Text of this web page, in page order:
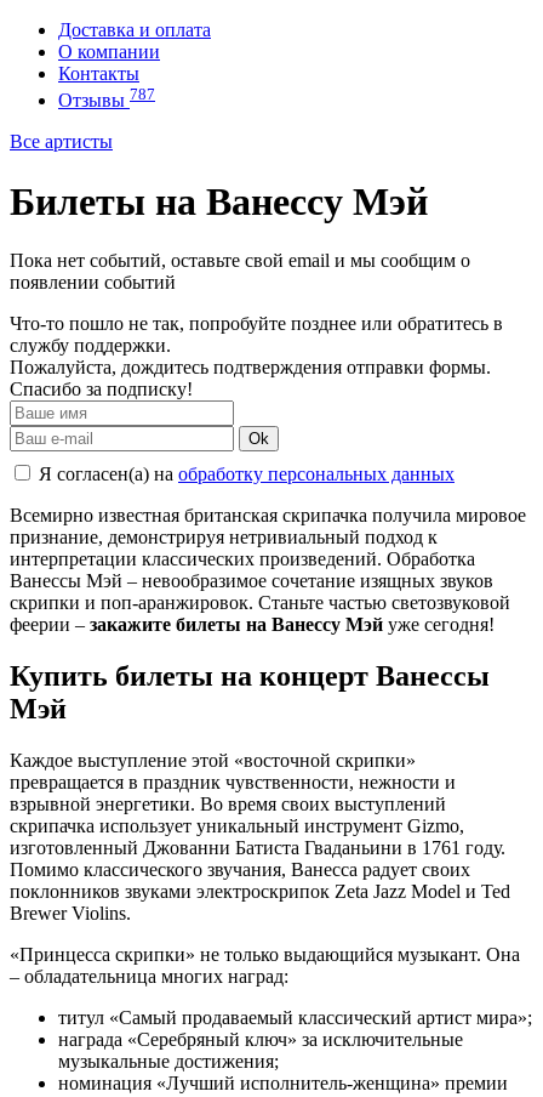
Доставка и оплата
О компании
Контакты
Отзывы 787
Все артисты
Билеты на Ванессу Мэй
Пока нет событий, оставьте свой email и мы сообщим о
появлении событий
Что-то пошло не так, попробуйте позднее или обратитесь в
службу поддержки.
Пожалуйста, дождитесь подтверждения отправки формы.
Спасибо за подписку!
Ok
Я согласен(а) на обработку персональных данных
Всемирно известная британская скрипачка получила мировое
признание, демонстрируя нетривиальный подход к
интерпретации классических произведений. Обработка
Ванессы Мэй – невообразимое сочетание изящных звуков
скрипки и поп-аранжировок. Станьте частью светозвуковой
феерии – закажите билеты на Ванессу Мэй уже сегодня!
Купить билеты на концерт Ванессы
Мэй
Каждое выступление этой «восточной скрипки»
превращается в праздник чувственности, нежности и
взрывной энергетики. Во время своих выступлений
скрипачка использует уникальный инструмент Gizmo,
изготовленный Джованни Батиста Гваданьини в 1761 году.
Помимо классического звучания, Ванесса радует своих
поклонников звуками электроскрипок Zeta Jazz Model и Ted
Brewer Violins.
«Принцесса скрипки» не только выдающийся музыкант. Она
– обладательница многих наград:
титул «Самый продаваемый классический артист мира»;
награда «Серебряный ключ» за исключительные
музыкальные достижения;
номинация «Лучший исполнитель-женщина» премии